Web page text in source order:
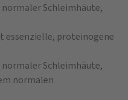
Schleimhäute,
essenzielle, proteinogene
Schleimhäute,
normalen